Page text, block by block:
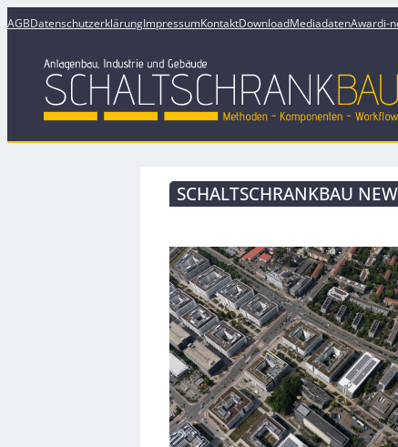
AGBDatenschutzerklärungImpressumKontaktDownloadMediadatenAwardi-
SCHALTSCHRANKBAU